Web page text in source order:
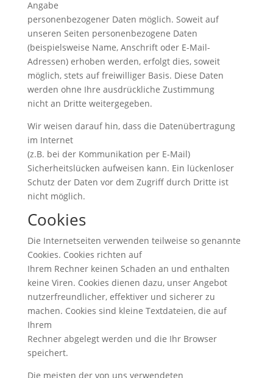
Angabe
personenbezogener Daten möglich. Soweit auf
unseren Seiten personenbezogene Daten
(beispielsweise Name, Anschrift oder E-Mail-
Adressen) erhoben werden, erfolgt dies, soweit
möglich, stets auf freiwilliger Basis. Diese Daten
werden ohne Ihre ausdrückliche Zustimmung
nicht an Dritte weitergegeben.
Wir weisen darauf hin, dass die Datenübertragung
im Internet
(z.B. bei der Kommunikation per E-Mail)
Sicherheitslücken aufweisen kann. Ein lückenloser
Schutz der Daten vor dem Zugriff durch Dritte ist
nicht möglich.
Cookies
Die Internetseiten verwenden teilweise so genannte
Cookies. Cookies richten auf
Ihrem Rechner keinen Schaden an und enthalten
keine Viren. Cookies dienen dazu, unser Angebot
nutzerfreundlicher, effektiver und sicherer zu
machen. Cookies sind kleine Textdateien, die auf
Ihrem
Rechner abgelegt werden und die Ihr Browser
speichert.
Die meisten der von uns verwendeten